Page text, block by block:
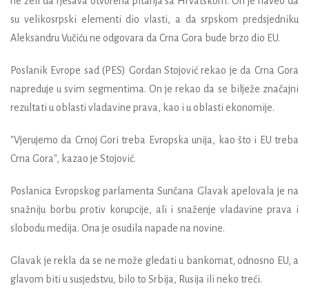
su velikosrpski elementi dio vlasti, a da srpskom predsjedniku
Aleksandru Vučiću ne odgovara da Crna Gora bude brzo dio EU.
Poslanik Evrope sad (PES) Gordan Stojović rekao je da Crna Gora
napreduje u svim segmentima. On je rekao da se bilježe značajni
rezultati u oblasti vladavine prava, kao i u oblasti ekonomije.
"Vjerujemo da Crnoj Gori treba Evropska unija, kao što i EU treba
Crna Gora", kazao je Stojović.
Poslanica Evropskog parlamenta Sunčana Glavak apelovala je na
snažniju borbu protiv korupcije, ali i snaženje vladavine prava i
slobodu medija. Ona je osudila napade na novine.
Glavak je rekla da se ne može gledati u bankomat, odnosno EU, a
glavom biti u susjedstvu, bilo to Srbija, Rusija ili neko treći.